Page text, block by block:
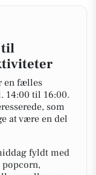
til
en fælles
14:00 til 16:00.
som
at være en del
fyldt med